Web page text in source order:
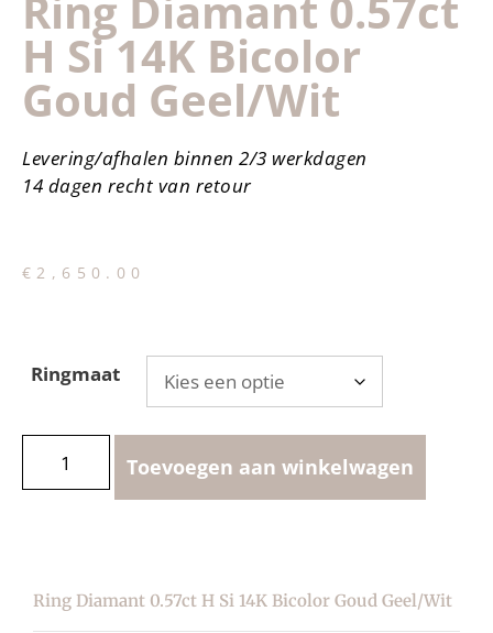
H Si 14K Bicolor
Goud Geel/wit
Levering/afhalen binnen 2/3 werkdagen
14 dagen recht van retour
€ 2,650.00
Ringmaat
Toevoegen aan winkelwagen
Ring Diamant 0.57ct H Si 14K Bicolor Goud Geel/wit